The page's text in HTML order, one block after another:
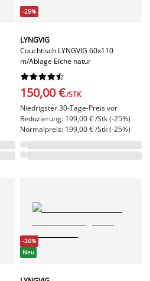
-25%
LYNGVIG
Couchtisch LYNGVIG 60x110
m/Ablage Eiche natur






150,00 €/STK
Niedrigster 30-Tage-Preis vor
Reduzierung: 199,00 € /Stk (-25%)
Normalpreis: 199,00 € /Stk (-25%)
-36%
Neu